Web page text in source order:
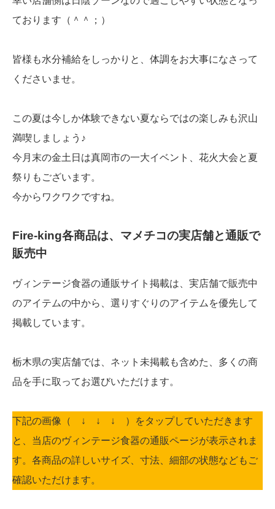
ております（＾＾；）
皆様も水分補給をしっかりと、体調をお大事になさって
くださいませ。
この夏は今しか体験できない夏ならではの楽しみも沢山
満喫しましょう♪
今月末の金土日は真岡市の一大イベント、花火大会と夏
祭りもございます。
今からワクワクですね。
Fire-king各商品は、マメチコの実店舗と通販で
販売中
ヴィンテージ食器の通販サイト掲載は、実店舗で販売中
のアイテムの中から、選りすぐりのアイテムを優先して
掲載しています。
栃木県の実店舗では、ネット未掲載も含めた、多くの商
品を手に取ってお選びいただけます。
下記の画像（ ↓ ↓ ↓ ）をタップしていただきます
と、当店のヴィンテージ食器の通販ページが表示されま
す。各商品の詳しいサイズ、寸法、細部の状態などもご
確認いただけます。